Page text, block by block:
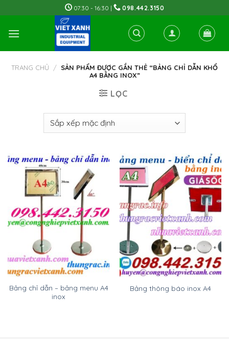
to
content
07:30 - 16:30 | 098.442.3150
TRANG CHỦ / SẢN PHẨM ĐƯỢC GẮN THẺ “BẢNG CHỈ DẪN KHỔ
A4 BẰNG INOX”
LỌC
Bảng chỉ dẫn – bảng menu A4
inox
Bảng thông báo inox A4